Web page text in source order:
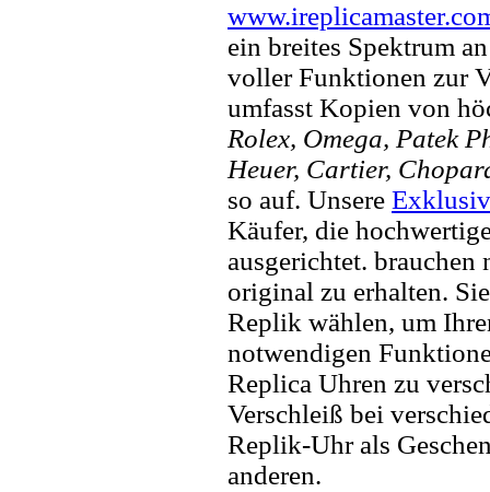
ein breites Spektrum
voller Funktionen zur
umfasst Kopien von
Rolex, Omega, Patek
Heuer, Cartier,
so auf. Unsere
Käufer, die
ausgerichtet. brauchen
original zu erhalten.
Replik wählen, um
notwendigen
Replica Uhren zu
Verschleiß bei
Replik-Uhr als
anderen.